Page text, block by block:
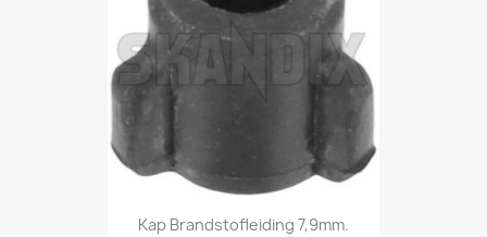
Kap Brandstofleiding 7,9mm.